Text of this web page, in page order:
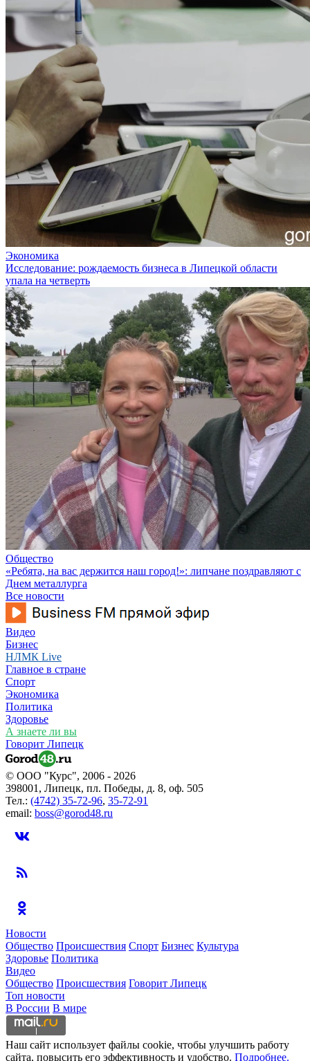
Экономика
Исследование: рождаемость бизнеса в Липецкой области
упала на четверть
Общество
«Ребята, на вас держится наш город!»: липчане поздравляют с
Днем металлурга
Все новости
Видео
Бизнес
НЛМК Live
Главное в стране
Спорт
Экономика
Политика
Здоровье
А знаете ли вы
Говорит Липецк
© ООО "Курс", 2006 - 2026
398001, Липецк, пл. Победы, д. 8, оф. 505
Тел.: (4742) 35-72-96, 35-72-91
email: boss@gorod48.ru
Новости
Общество Происшествия Спорт Бизнес Культура
Здоровье Политика
Видео
Общество Происшествия Говорит Липецк
Топ новости
В России В мире
Наш сайт использует файлы cookie, чтобы улучшить работу
сайта, повысить его эффективность и удобство. Подробнее.